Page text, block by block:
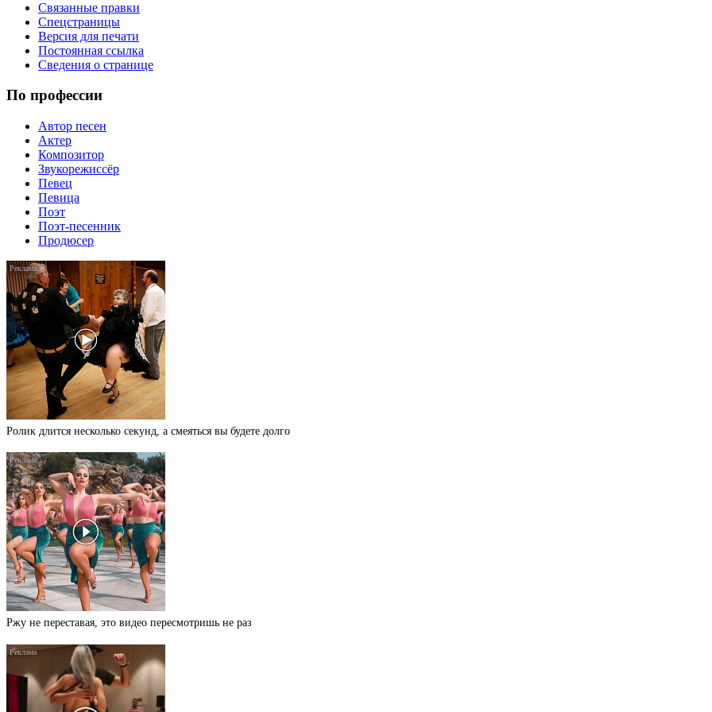
Связанные правки
Спецстраницы
Версия для печати
Постоянная ссылка
Сведения о странице
По профессии
Автор песен
Актер
Композитор
Звукорежиссёр
Певец
Певица
Поэт
Поэт-песенник
Продюсер
Ролик длится несколько секунд, а смеяться вы будете долго
Ржу не переставая, это видео пересмотришь не раз